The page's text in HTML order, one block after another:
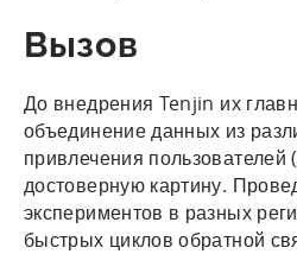
Вызов
До внедрения Tenjin их
объединение данных из
привлечения
достоверную картину.
экспериментов в разных
быстрых циклов обратной